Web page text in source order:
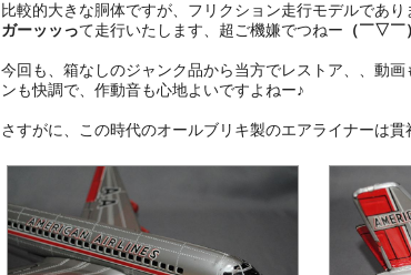
比較的大きな胴体ですが、フリクション走行モデルであり
ガーッッって走行いたします、超ご機嫌でつねー （￣▽￣
今回も、箱なしのジャンク品から当方でレストア、、動
ンも快調で、作動音も心地よいですよねー♪
さすがに、この時代のオールブリキ製のエアライナーは貫